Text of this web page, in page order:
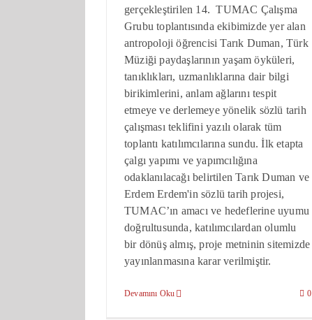
gerçekleştirilen 14. TUMAC Çalışma
Grubu toplantısında ekibimizde yer alan
antropoloji öğrencisi Tarık Duman, Türk
Müziği paydaşlarının yaşam öyküleri,
tanıklıkları, uzmanlıklarına dair bilgi
birikimlerini, anlam ağlarını tespit
etmeye ve derlemeye yönelik sözlü tarih
çalışması teklifini yazılı olarak tüm
toplantı katılımcılarına sundu. İlk etapta
çalgı yapımı ve yapımcılığına
odaklanılacağı belirtilen Tarık Duman ve
Erdem Erdem'in sözlü tarih projesi,
TUMAC’ın amacı ve hedeflerine uyumu
doğrultusunda, katılımcılardan olumlu
bir dönüş almış, proje metninin sitemizde
yayınlanmasına karar verilmiştir.
Devamını Oku 0